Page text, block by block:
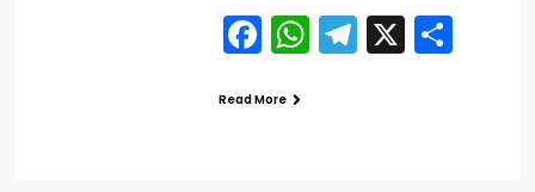
Facebook
WhatsApp
Telegram
X
Read More